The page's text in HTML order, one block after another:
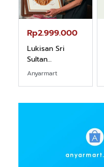
Rp2.999.000
Lukisan Sri
Sultan
Hamengkubowono
Anyarmart